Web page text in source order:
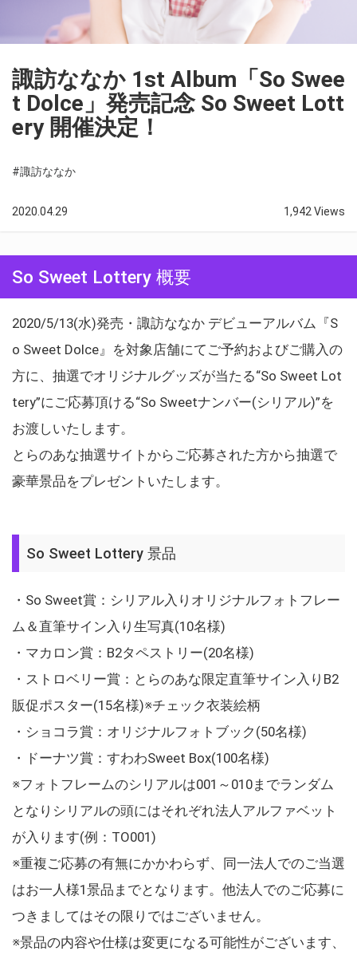
諏訪ななか 1st Album「So Swee
t Dolce」発売記念 So Sweet Lott
ery 開催決定！
#諏訪ななか
2020.04.29 1,942 Views
So Sweet Lottery 概要
2020/5/13(水)発売・諏訪ななか デビューアルバム『S
o Sweet Dolce』を対象店舗にてご予約およびご購入の
方に、抽選でオリジナルグッズが当たる“So Sweet Lot
tery”にご応募頂ける“So Sweetナンバー(シリアル)”を
お渡しいたします。
とらのあな抽選サイトからご応募された方から抽選で
豪華景品をプレゼントいたします。
So Sweet Lottery 景品
・So Sweet賞：シリアル入りオリジナルフォトフレー
ム＆直筆サイン入り生写真(10名様)
・マカロン賞：B2タペストリー(20名様)
・ストロベリー賞：とらのあな限定直筆サイン入りB2
販促ポスター(15名様)※チェック衣装絵柄
・ショコラ賞：オリジナルフォトブック(50名様)
・ドーナツ賞：すわわSweet Box(100名様)
※フォトフレームのシリアルは001～010までランダム
となりシリアルの頭にはそれぞれ法人アルファベット
が入ります(例：TO001)
※重複ご応募の有無にかかわらず、同一法人でのご当選
はお一人様1景品までとなります。他法人でのご応募に
つきましてはその限りではございません。
※景品の内容や仕様は変更になる可能性がございます、